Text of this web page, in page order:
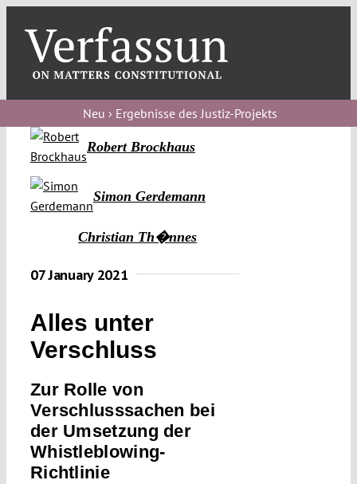
content
blog
Verfassungs
debate
Verfassungs
editorial
Funding
Neu › Ergebnisse des Justiz-Projekts
Robert Brockhaus
Simon Gerdemann
Christian Th�nnes
07 January 2021
Alles unter
Verschluss
Zur Rolle von
Verschlusssachen bei
der Umsetzung der
Whistleblowing-
Richtlinie